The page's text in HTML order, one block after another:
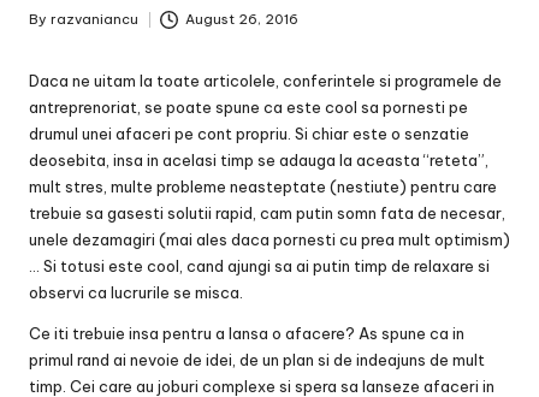
Posted
By razvaniancu August 26, 2016
Daca ne uitam la toate articolele, conferintele si programele de
antreprenoriat, se poate spune ca este cool sa pornesti pe
drumul unei afaceri pe cont propriu. Si chiar este o senzatie
deosebita, insa in acelasi timp se adauga la aceasta “reteta”,
mult stres, multe probleme neasteptate (nestiute) pentru care
trebuie sa gasesti solutii rapid, cam putin somn fata de necesar,
unele dezamagiri (mai ales daca pornesti cu prea mult optimism)
… Si totusi este cool, cand ajungi sa ai putin timp de relaxare si
observi ca lucrurile se misca.
Ce iti trebuie insa pentru a lansa o afacere? As spune ca in
primul rand ai nevoie de idei, de un plan si de indeajuns de mult
timp. Cei care au joburi complexe si spera sa lanseze afaceri in